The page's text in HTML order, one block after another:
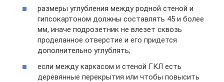
размеры углубления между родной стеной и
гипсокартоном должны составлять 45 и более
мм, иначе подрозетник не влезет сквозь
проделанное отверстие и его придется
дополнительно углублять;
если между каркасом и стеной ГКЛ есть
деревянные перекрытия или чтобы повысить